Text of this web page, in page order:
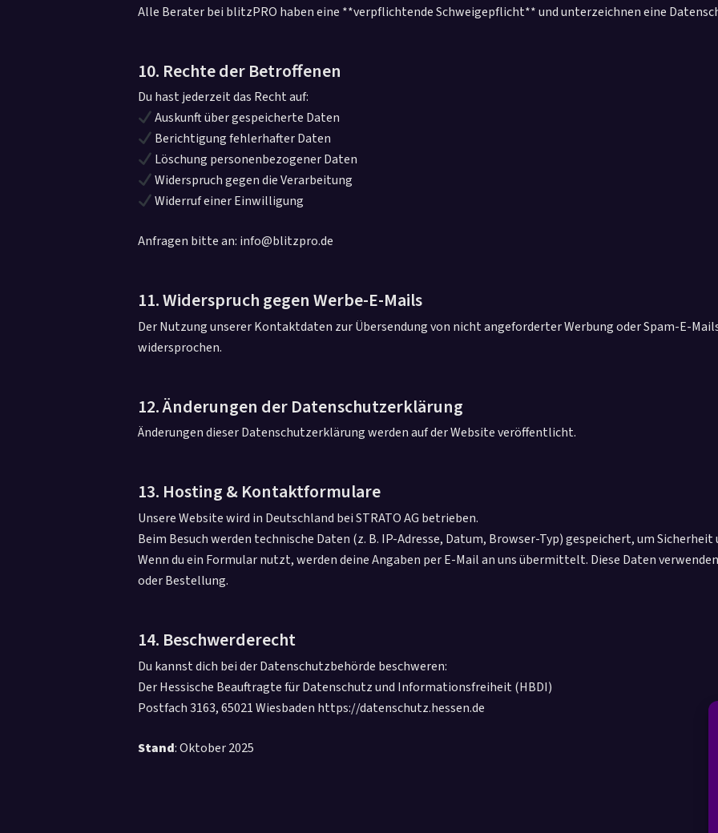
Alle Berater bei blitzPRO haben eine **verpflichtende Schweigepflicht** und unterzeichnen eine
10. Rechte der Betroffenen
Du hast jederzeit das Recht auf:
Auskunft über gespeicherte Daten
Berichtigung fehlerhafter Daten
Löschung personenbezogener Daten
Widerspruch gegen die Verarbeitung
Widerruf einer Einwilligung
Anfragen bitte an: info@blitzpro.de
11. Widerspruch gegen Werbe-E-Mails
Der Nutzung unserer Kontaktdaten zur Übersendung von nicht angeforderter Werbung oder Spam-E-
widersprochen.
12. Änderungen der Datenschutzerklärung
Änderungen dieser Datenschutzerklärung werden auf der Website veröffentlicht.
13. Hosting & Kontaktformulare
Unsere Website wird in Deutschland bei STRATO AG betrieben.
Beim Besuch werden technische Daten (z. B. IP-Adresse, Datum, Browser-Typ) gespeichert, um
Wenn du ein Formular nutzt, werden deine Angaben per E-Mail an uns übermittelt. Diese Daten
oder Bestellung.
14. Beschwerderecht
Du kannst dich bei der Datenschutzbehörde beschweren:
Der Hessische Beauftragte für Datenschutz und Informationsfreiheit (HBDI)
Postfach 3163, 65021 Wiesbaden https://datenschutz.hessen.de
Stand: Oktober 2025